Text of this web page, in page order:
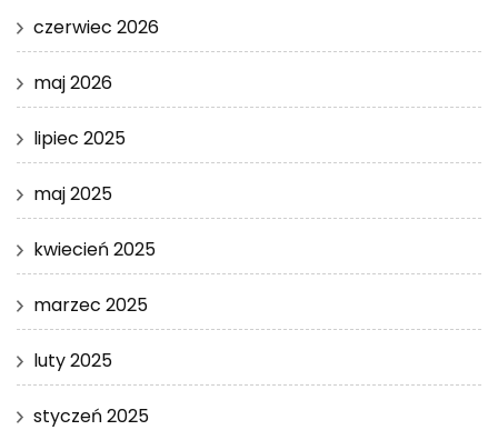
czerwiec 2026
maj 2026
lipiec 2025
maj 2025
kwiecień 2025
marzec 2025
luty 2025
styczeń 2025